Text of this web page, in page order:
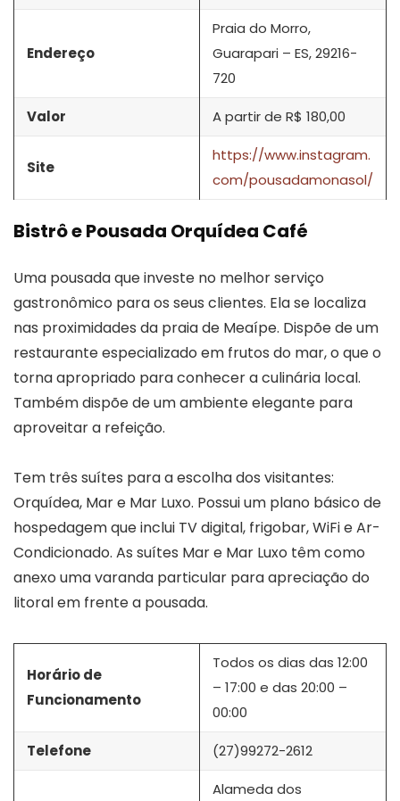
Endereço
Praia do Morro,
Guarapari – ES, 29216-
720
Valor A partir de R$ 180,00
Site
https://www.instagram.
com/pousadamonasol/
Bistrô e Pousada Orquídea Café
Uma pousada que investe no melhor serviço
gastronômico para os seus clientes. Ela se localiza
nas proximidades da praia de Meaípe. Dispõe de um
restaurante especializado em frutos do mar, o que o
torna apropriado para conhecer a culinária local.
Também dispõe de um ambiente elegante para
aproveitar a refeição.
Tem três suítes para a escolha dos visitantes:
Orquídea, Mar e Mar Luxo. Possui um plano básico de
hospedagem que inclui TV digital, frigobar, WiFi e Ar-
Condicionado. As suítes Mar e Mar Luxo têm como
anexo uma varanda particular para apreciação do
litoral em frente a pousada.
Horário de
Funcionamento
Todos os dias das 12:00
– 17:00 e das 20:00 –
00:00
Telefone (27)99272-2612
Alameda dos